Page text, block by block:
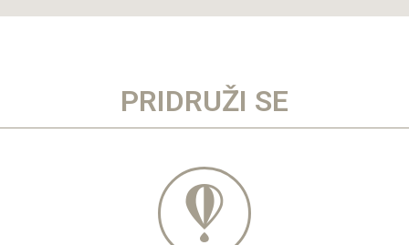
PRIDRUŽI SE